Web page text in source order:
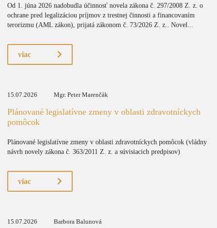
Od 1. júna 2026 nadobudla účinnosť novela zákona č. 297/2008 Z. z. o
ochrane pred legalizáciou príjmov z trestnej činnosti a financovaním
terorizmu (AML zákon), prijatá zákonom č. 73/2026 Z. z.. Novel...
viac
15.07.2026 Mgr. Peter Marenčák
Plánované legislatívne zmeny v oblasti zdravotníckych
pomôcok
Plánované legislatívne zmeny v oblasti zdravotníckych pomôcok (vládny
návrh novely zákona č. 363/2011 Z. z. a súvisiacich predpisov)
viac
15.07.2026 Barbora Balunová